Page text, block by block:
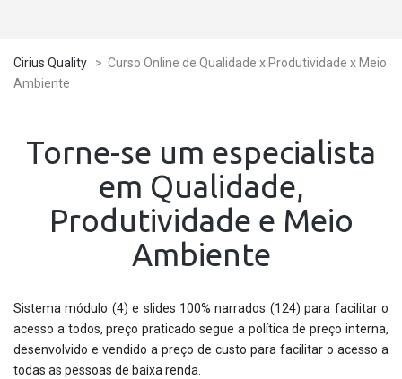
Cirius Quality > Curso Online de Qualidade x Produtividade x Meio
Ambiente
Torne-se um especialista
em Qualidade,
Produtividade e Meio
Ambiente
Sistema módulo (4) e slides 100% narrados (124) para facilitar o
acesso a todos, preço praticado segue a política de preço interna,
desenvolvido e vendido a preço de custo para facilitar o acesso a
todas as pessoas de baixa renda.